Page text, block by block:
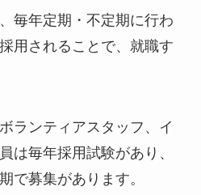
毎年定期・不定期に行わ
用されることで、就職す
ランティアスタッフ、イ
は毎年採用試験があり、
で募集があります。